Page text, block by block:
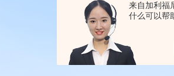
来自加利福
什么可以帮